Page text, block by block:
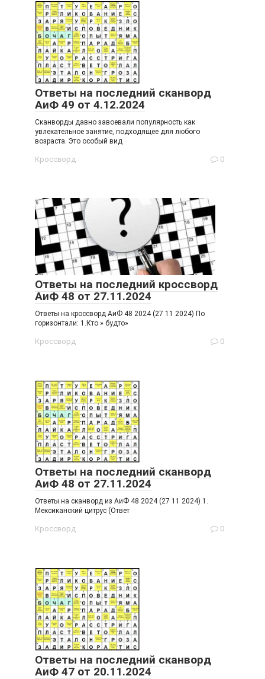
Ответы на последний сканворд
АиФ 49 от 4.12.2024
Сканворды давно завоевали популярность как
увлекательное занятие, подходящее для любого
возраста. Это особый вид
Кроссворд 0
Ответы на последний кроссворд
АиФ 48 от 27.11.2024
Ответы на кроссворд АиФ 48 2024 (27 11 2024) По
горизонтали: 1.Кто » будто»
Кроссворд 0
Ответы на последний сканворд
АиФ 48 от 27.11.2024
Ответы на сканворд из АиФ 48 2024 (27 11 2024) 1.
Мексиканский цитрус (Ответ
Кроссворд 0
Ответы на последний сканворд
АиФ 47 от 20.11.2024